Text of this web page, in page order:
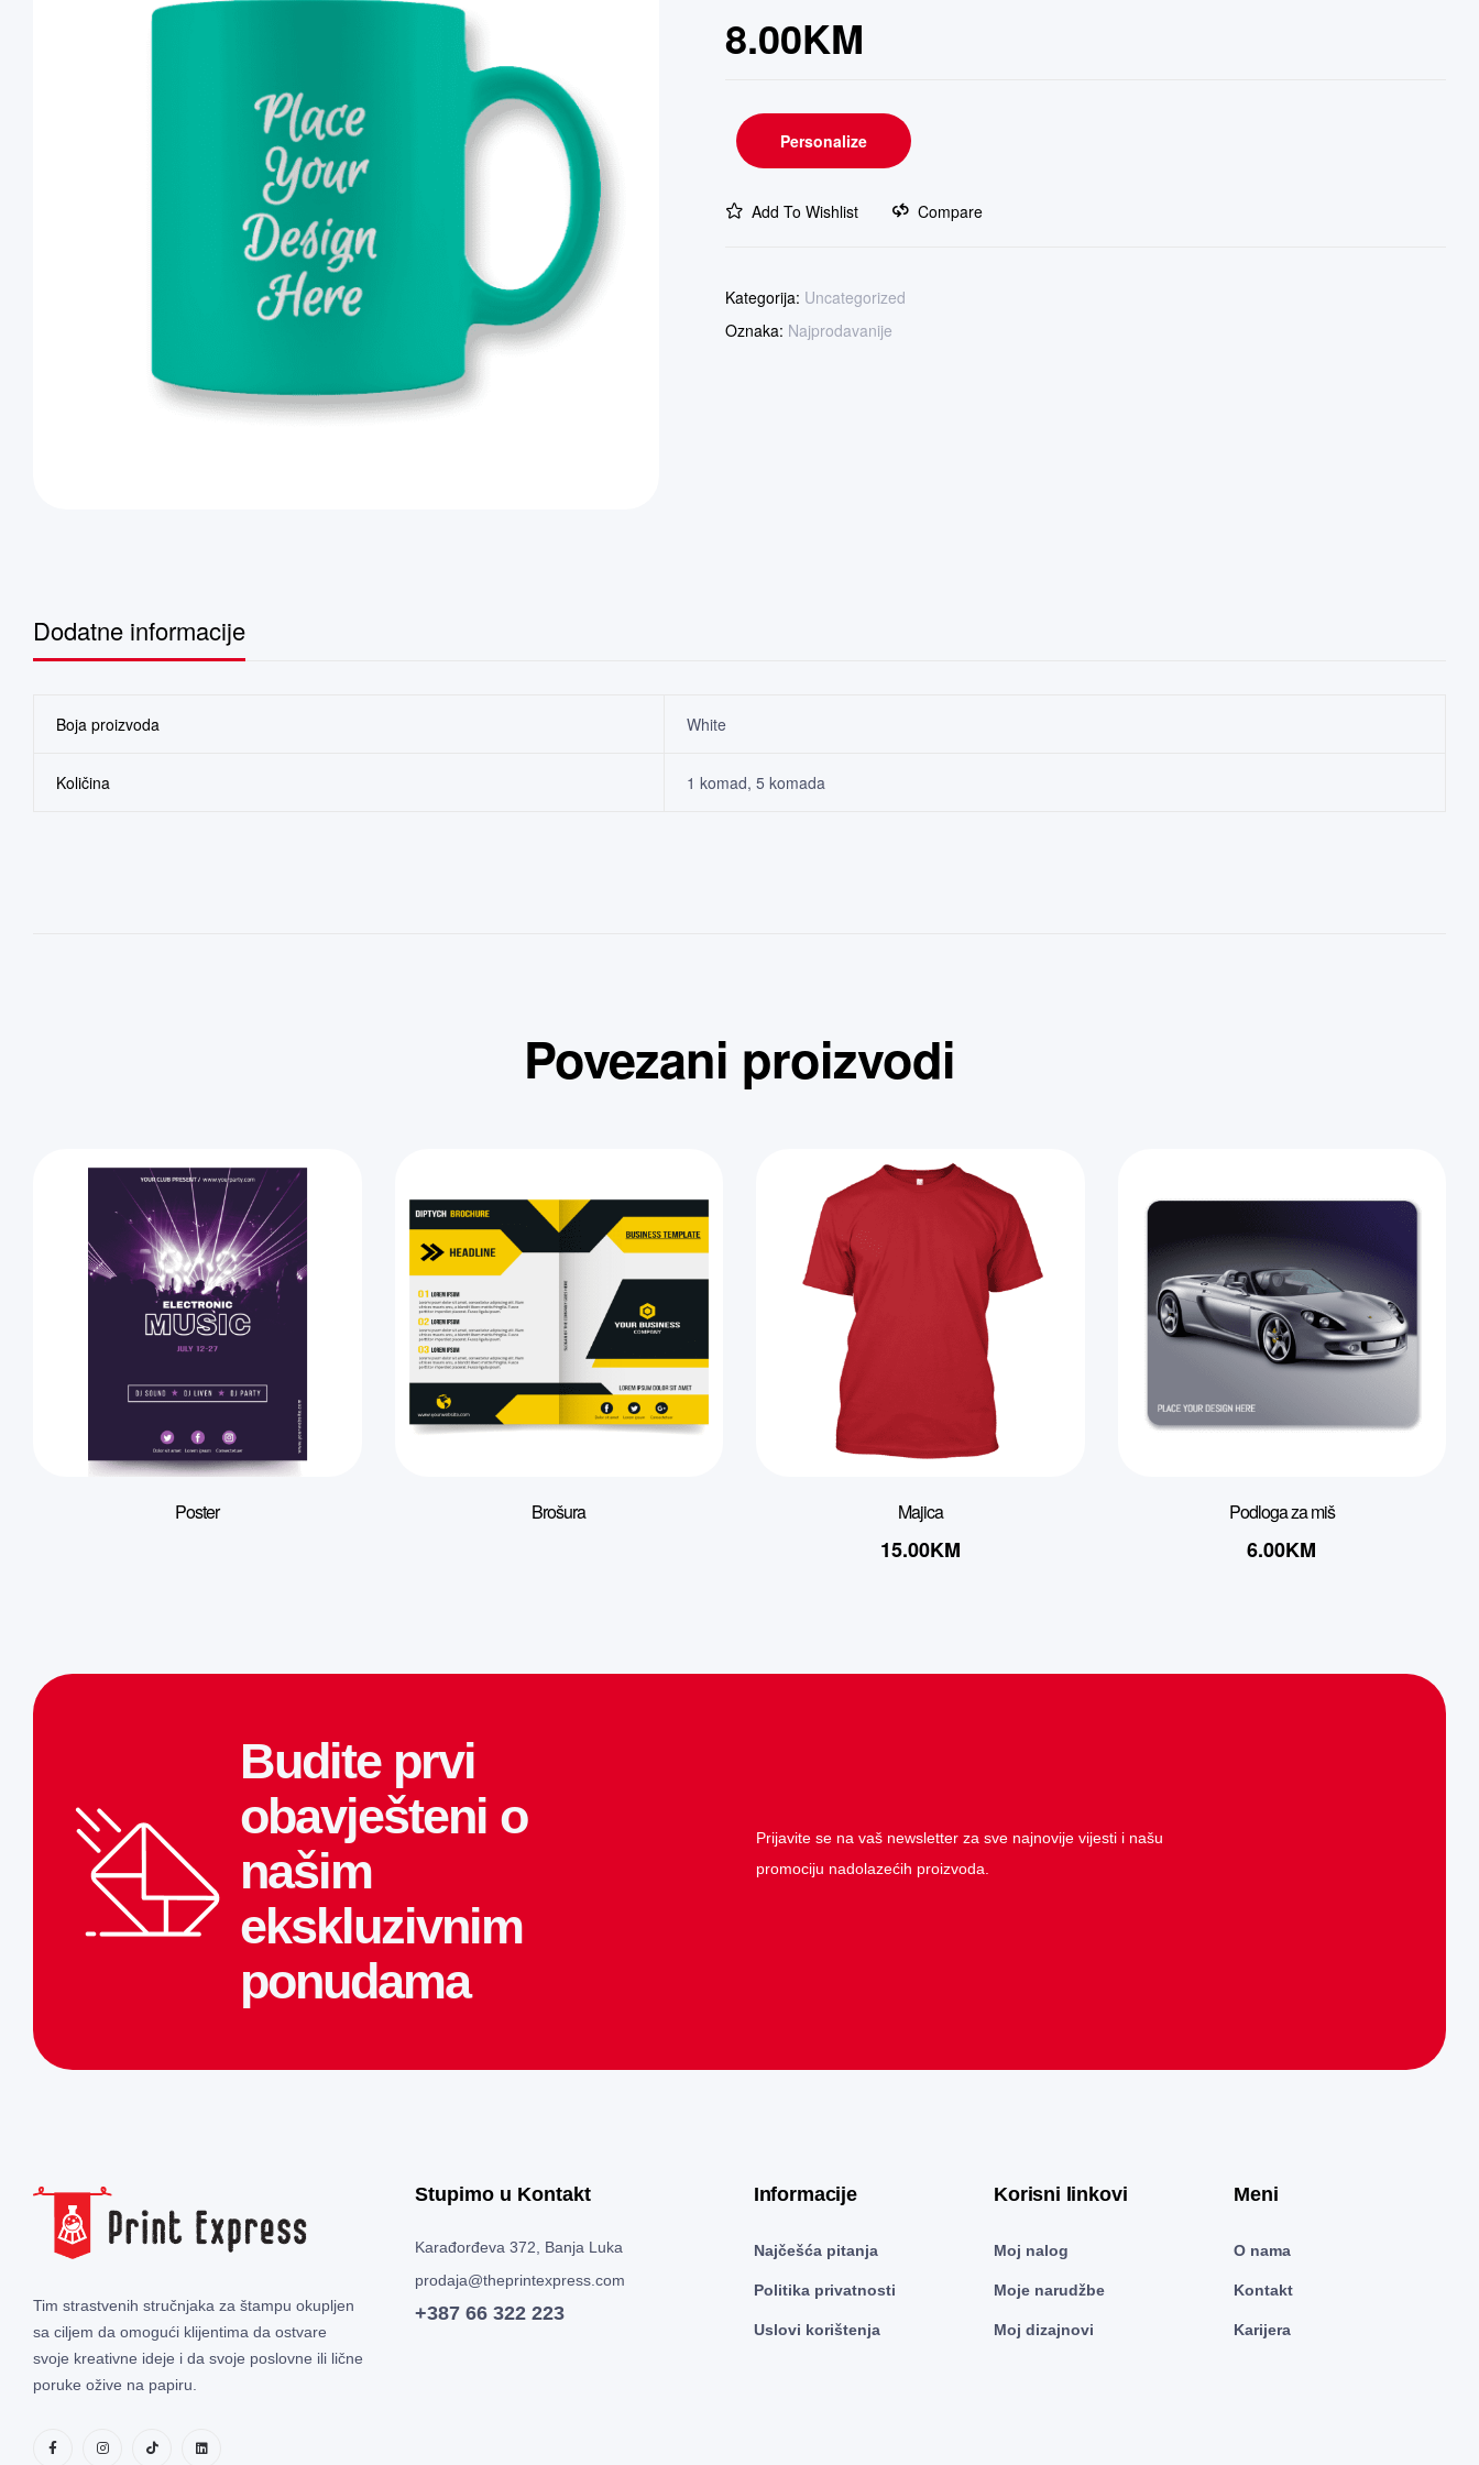
8.00KM
Personalize
Add To Wishlist Compare
Kategorija: Uncategorized
Oznaka: Najprodavanije
Dodatne informacije
Boja proizvoda White
Količina 1 komad, 5 komada
Povezani proizvodi
Poster Brošura Majica
15.00KM
Podloga za miš
6.00KM
Budite prvi
obavješteni o
našim
ekskluzivnim
ponudama
Prijavite se na vaš newsletter za sve najnovije vijesti i našu
promociju nadolazećih proizvoda.
Tim strastvenih stručnjaka za štampu okupljen
sa ciljem da omogući klijentima da ostvare
svoje kreativne ideje i da svoje poslovne ili lične
poruke ožive na papiru.
Stupimo u Kontakt
Karađorđeva 372, Banja Luka
prodaja@theprintexpress.com
+387 66 322 223
Informacije
Najčešća pitanja
Politika privatnosti
Uslovi korištenja
Korisni linkovi
Moj nalog
Moje narudžbe
Moj dizajnovi
Meni
O nama
Kontakt
Karijera